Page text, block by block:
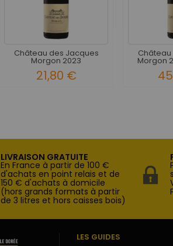
Château des Jacques
Morgon 2023
21,80 €
Morgon
LIVRAISON GRATUITE
En France à partir de 100 €
d'achats en point relais et de
150 € d'achats à domicile
(hors grands formats à partir
de 3 litres et hors caisses bois)
LES GUIDES